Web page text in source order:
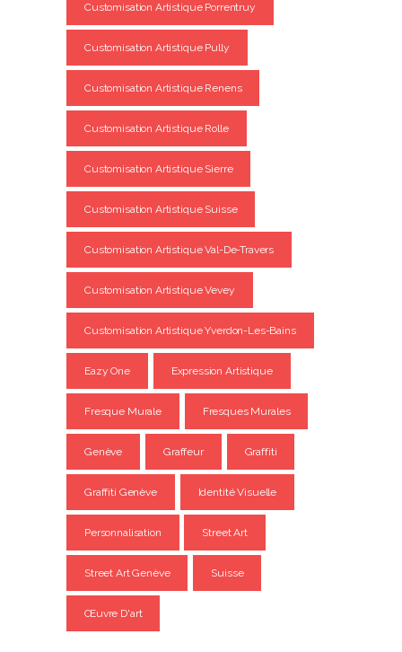
Customisation Artistique Porrentruy
Customisation Artistique Pully
Customisation Artistique Renens
Customisation Artistique Rolle
Customisation Artistique Sierre
Customisation Artistique Suisse
Customisation Artistique Val-De-Travers
Customisation Artistique Vevey
Customisation Artistique Yverdon-Les-Bains
Eazy One Expression Artistique
Fresque Murale Fresques Murales
Genève Graffeur Graffiti
Graffiti Genève Identité Visuelle
Personnalisation Street Art
Street Art Genève Suisse
Œuvre D'art